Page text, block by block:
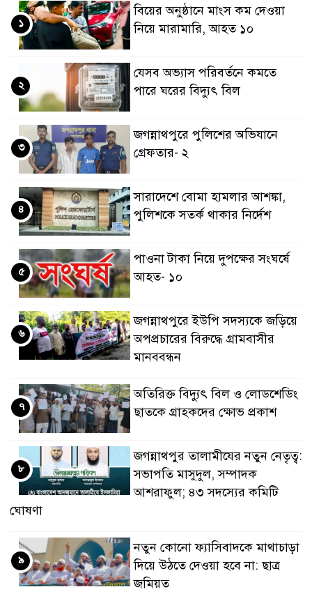
বিয়ের অনুষ্ঠানে মাংস কম দেওয়া
নিয়ে মারামারি, আহত ১০
১
যেসব অভ্যাস পরিবর্তনে কমতে
পারে ঘরের বিদ্যুৎ বিল
২
জগন্নাথপুরে পুলিশের অভিযানে
গ্রেফতার- ২
৩
সারাদেশে বোমা হামলার আশঙ্কা,
পুলিশকে সতর্ক থাকার নির্দেশ
৪
পাওনা টাকা নিয়ে দুপক্ষের সংঘর্ষে
আহত- ১০
৫
জগন্নাথপুরে ইউপি সদস্যকে জড়িয়ে
অপপ্রচারের বিরুদ্ধে গ্রামবাসীর
মানববন্ধন
৬
অতিরিক্ত বিদ্যুৎ বিল ও লোডশেডিং
ছাতকে গ্রাহকদের ক্ষোভ প্রকাশ
৭
জগন্নাথপুর তালামীযের নতুন নেতৃত্ব:
সভাপতি মাসুদুল, সম্পাদক
আশরাফুল; ৪৩ সদস্যের কমিটি
ঘোষণা
৮
নতুন কোনো ফ্যাসিবাদকে মাথাচাড়া
দিয়ে উঠতে দেওয়া হবে না: ছাত্র
জমিয়ত
৯